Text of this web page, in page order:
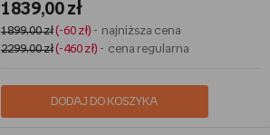
1839,00 zł
1899,00 zł(-60 zł) - najniższa cena
2299,00 zł(-460 zł) - cena regularna
DODAJ DO KOSZYKA